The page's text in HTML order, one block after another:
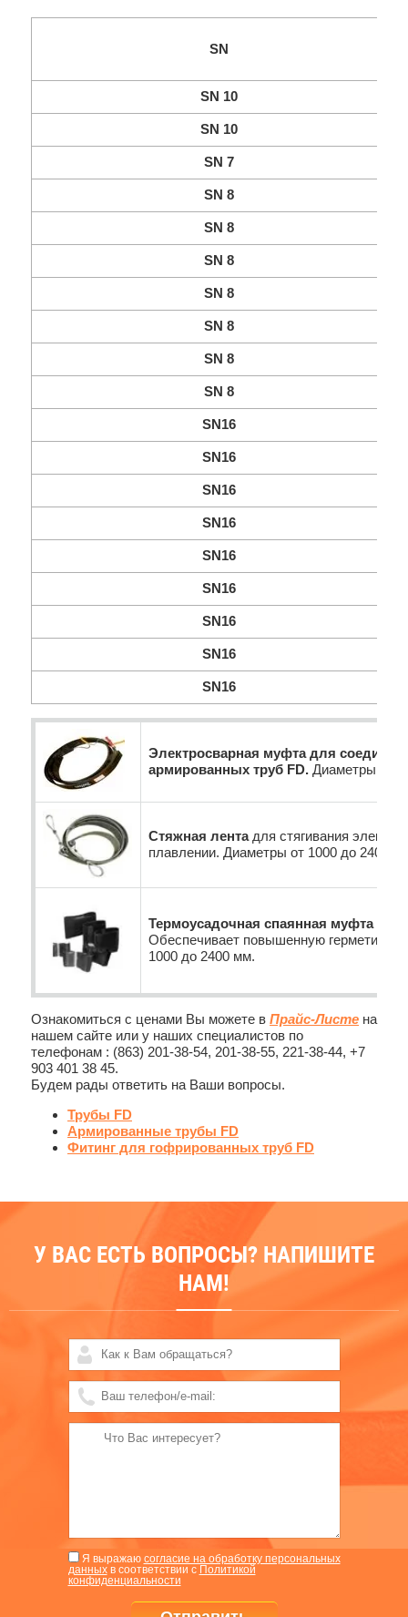
SN
SN 10
SN 10
SN 7
SN 8
SN 8
SN 8
SN 8
SN 8
SN 8
SN 8
SN16
SN16
SN16
SN16
SN16
SN16
SN16
SN16
SN16
Электросварная муфта для
армированных труб FD. Диаметры от
Стяжная лентадля стягивания
плавлении. Диаметры от 1000 до 2400
Термоусадочная спаянная муфтадля
Обеспечивает повышенную
1000 до 2400 мм.
Ознакомиться с ценами Вы можете в Прайс-Листе на
нашем сайте или у наших специалистов по
телефонам : (863) 201-38-54, 201-38-55, 221-38-44, +7
903 401 38 45.
Будем рады ответить на Ваши вопросы.
Трубы FD
Армированные трубы FD
Фитинг для гофрированных труб FD
У ВАС ЕСТЬ ВОПРОСЫ? НАПИШИТЕ
НАМ!
Я выражаю согласие на обработку персональных
данныхв соответствии с Политикой
конфиденциальности